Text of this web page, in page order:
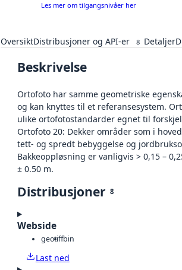
Les mer om tilgangsnivåer her
OversiktDistribusjoner og API-er 8 Detaljer
Beskrivelse
Ortofoto har samme geometriske
og kan knyttes til et referansesystem.
ulike ortofotostandarder egnet til
Ortofoto 20: Dekker områder som i
tett- og spredt bebyggelse og
Bakkeoppløsning er vanligvis > 0,15 –
± 0.50 m.
Distribusjoner 8
Webside
geotiffbin
Last ned